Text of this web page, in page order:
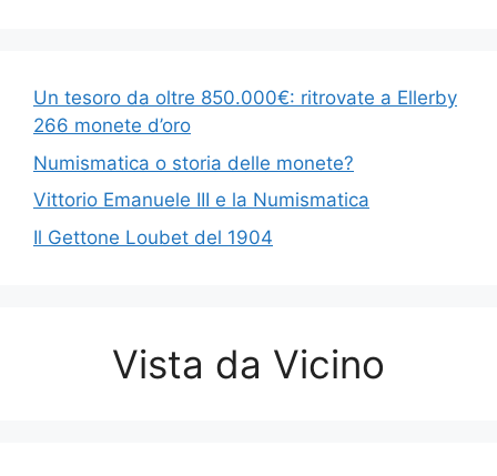
Un tesoro da oltre 850.000€: ritrovate a Ellerby
266 monete d’oro
Numismatica o storia delle monete?
Vittorio Emanuele III e la Numismatica
Il Gettone Loubet del 1904
Vista da Vicino